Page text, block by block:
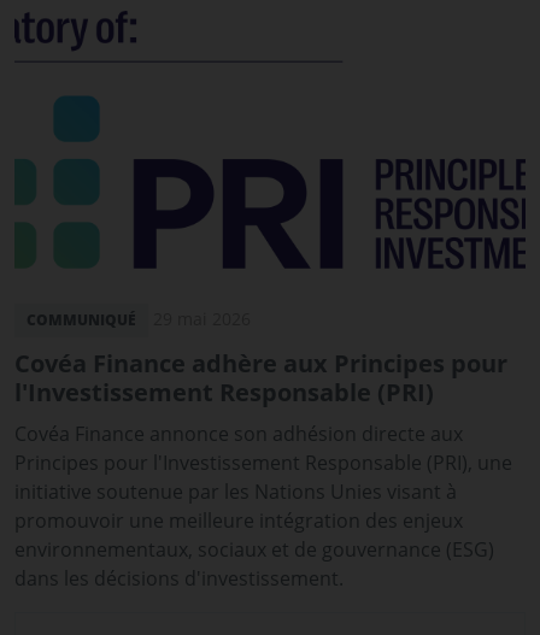
COMMUNIQUÉ
Covéa Finance adhère aux Principes pour
l'Investissement Responsable (PRI)
Covéa Finance annonce son adhésion directe aux
Principes pour l'Investissement Responsable (PRI), une
initiative soutenue par les Nations Unies visant à
promouvoir une meilleure intégration des enjeux
environnementaux, sociaux et de gouvernance (ESG)
dans les décisions d'investissement.